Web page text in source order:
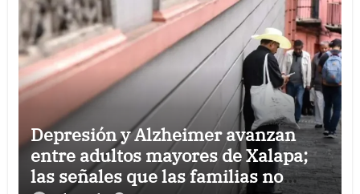
Depresión y Alzheimer avanzan
entre adultos mayores de Xalapa;
las señales que las familias no